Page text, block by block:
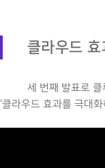
클라우드
세 번째 발표로 클루
‘클라우드 효과를 극대